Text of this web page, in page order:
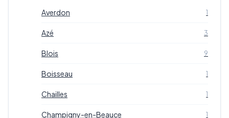
Averdon 1
Azé 3
Blois 9
Boisseau 1
Chailles 1
Champigny-en-Beauce 1